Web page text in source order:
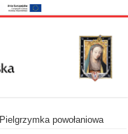
Pielgrzymka powołaniowa